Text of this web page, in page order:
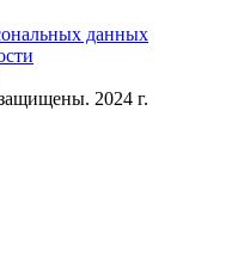
данных
2024 г.